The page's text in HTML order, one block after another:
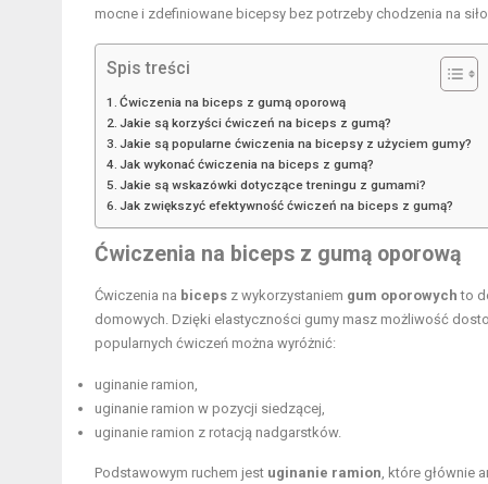
mocne i zdefiniowane bicepsy bez potrzeby chodzenia na
Spis treści
Ćwiczenia na biceps z gumą oporową
Jakie są korzyści ćwiczeń na biceps z gumą?
Jakie są popularne ćwiczenia na bicepsy z użyciem gumy?
Jak wykonać ćwiczenia na biceps z gumą?
Jakie są wskazówki dotyczące treningu z gumami?
Jak zwiększyć efektywność ćwiczeń na biceps z gumą?
Ćwiczenia na biceps z gumą oporową
Ćwiczenia na biceps z wykorzystaniem gum oporowych to
domowych. Dzięki elastyczności gumy masz możliwość
popularnych ćwiczeń można wyróżnić:
uginanie ramion,
uginanie ramion w pozycji siedzącej,
uginanie ramion z rotacją nadgarstków.
Podstawowym ruchem jest uginanie ramion, które głównie